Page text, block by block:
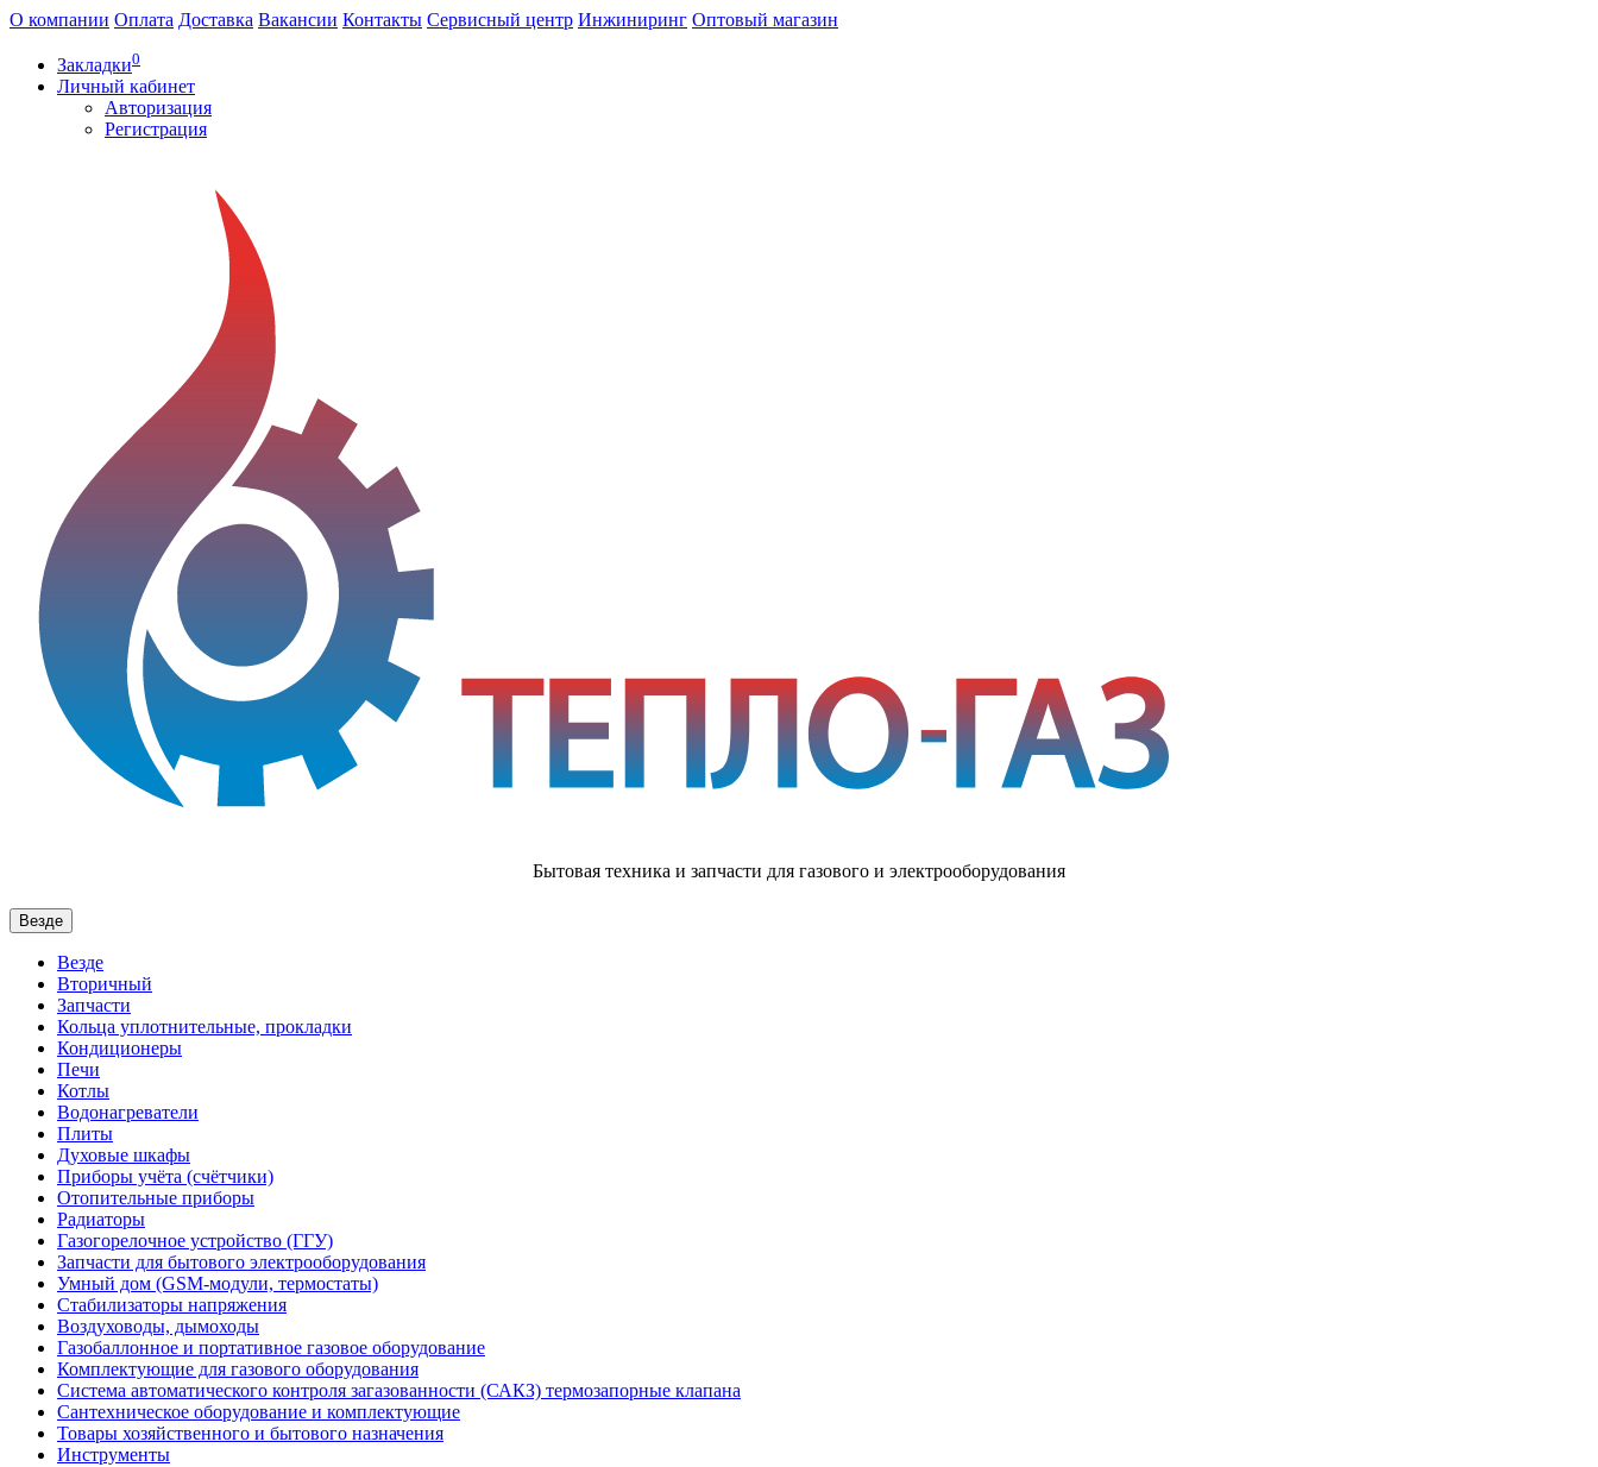
О компании Оплата Доставка Вакансии Контакты Сервисный центр Инжиниринг Оптовый магазин
Закладки0
Личный кабинет
Авторизация
Регистрация
Бытовая техника и запчасти для газового и электрооборудования
Везде
Везде
Вторичный
Запчасти
Кольца уплотнительные, прокладки
Кондиционеры
Печи
Котлы
Водонагреватели
Плиты
Духовые шкафы
Приборы учёта (счётчики)
Отопительные приборы
Радиаторы
Газогорелочное устройство (ГГУ)
Запчасти для бытового электрооборудования
Умный дом (GSM-модули, термостаты)
Cтабилизаторы напряжения
Воздуховоды, дымоходы
Газобаллонное и портативное газовое оборудование
Комплектующие для газового оборудования
Система автоматического контроля загазованности (САКЗ) термозапорные клапана
Сантехническое оборудование и комплектующие
Товары хозяйственного и бытового назначения
Инструменты